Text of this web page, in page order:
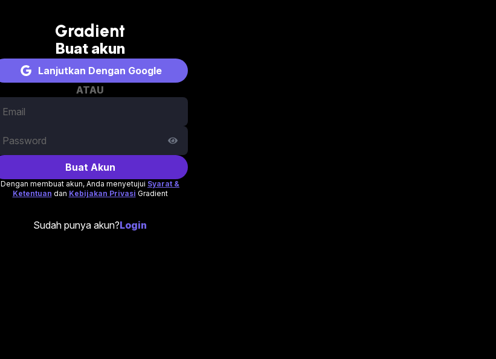
Gradient
Buat akun
Lanjutkan Dengan Google
ATAU
Buat Akun
Dengan membuat akun, Anda menyetujui Syarat &
Ketentuan dan Kebijakan Privasi Gradient
Sudah punya akun?Login